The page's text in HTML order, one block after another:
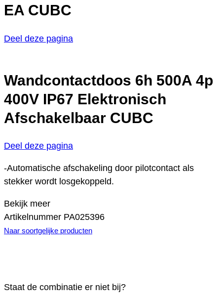
EA CUBC
Deel deze pagina
Wandcontactdoos 6h 500A 4p
400V IP67 Elektronisch
Afschakelbaar CUBC
Deel deze pagina
-Automatische afschakeling door pilotcontact als
stekker wordt losgekoppeld.
Bekijk meer
Artikelnummer PA025396
Naar soortgelijke producten
Staat de combinatie er niet bij?